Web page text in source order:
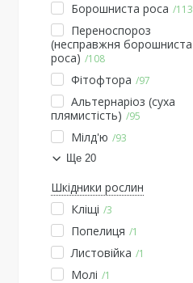
Борошниста роса
113
Переноспороз
(несправжня борошниста
роса)
108
Фітофтора 97
Альтернаріоз (суха
плямистість)
95
Мілд'ю 93
Ще 20
Шкідники рослин
Кліщі 3
Попелиця 1
Листовійка 1
Молі 1